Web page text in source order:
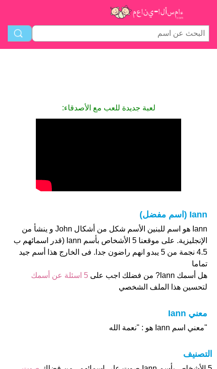
لعبة جديدة للعب مع الأصدقاء:
Iann (اسم مفضل)
Iann هو اسم للبنين الأسم شكل من أشكال John و ينشأ من
الإنجليزية. على موقعنا 5 الأشخاص بأسم Iann (قدر اسمائهم ب
4.5 نجمة من 5 يبدو انهم راضون جدا. فى الخارج هذا أسم جيد
تماما
هل أسمك Iann? من فضلك اجب على
5 اسئلة عن أسمك
لتحسين هذا الملف الشخصي
معني Iann
"معني اسم Iann هو : "نعمة الله
التصنيف